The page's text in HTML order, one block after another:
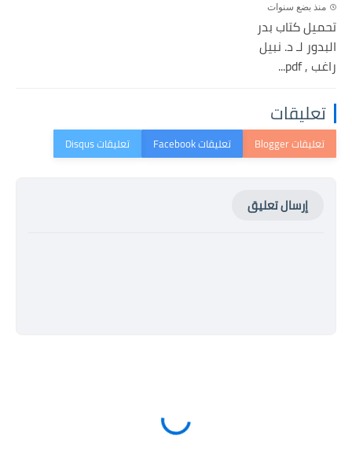
منذ بضع سنوات
تحميل كتاب بدر
البدور لـ د. نبيل
راغب , pdf...
تعليقات
إرسال تعليق